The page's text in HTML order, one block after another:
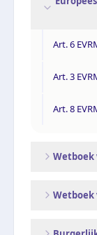
Art. 6
Art. 3
Art. 8
Wetboek